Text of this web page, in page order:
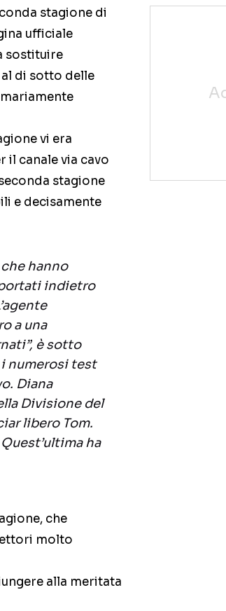
stagione di
ufficiale
sostituire
di sotto delle
vi era
il canale via cavo
stagione
e decisamente
hanno
indietro
a una
è sotto
i numerosi test
Diana
Divisione del
libero Tom.
ha
che
molto
alla meritata